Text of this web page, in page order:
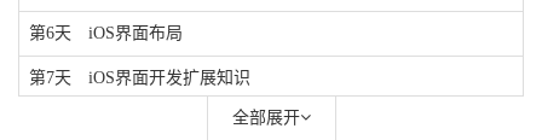
第6天 iOS界面布局
第7天 iOS界面开发扩展知识
全部展开